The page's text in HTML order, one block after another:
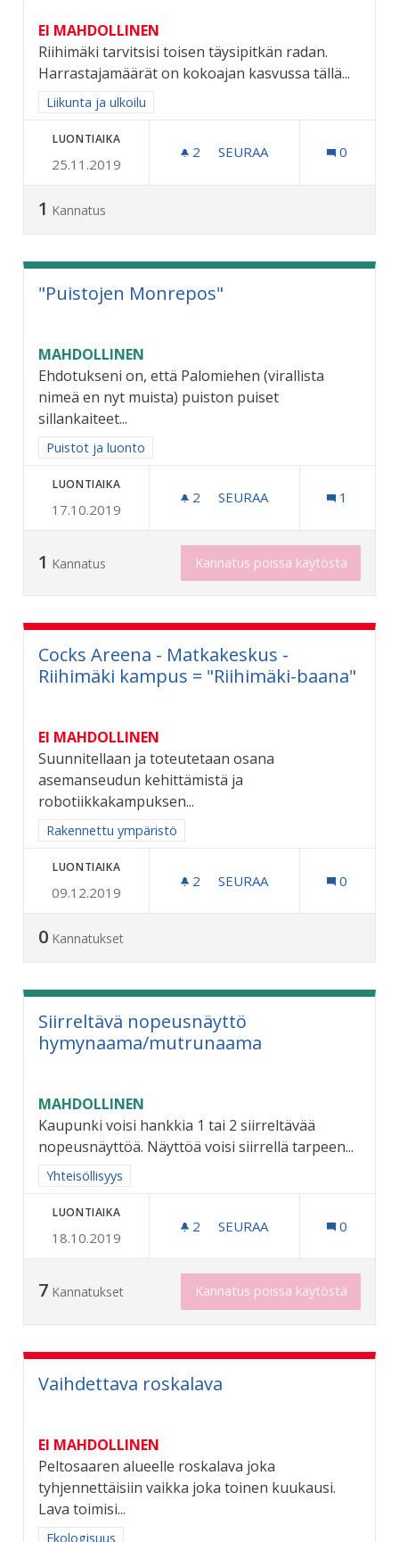
EI MAHDOLLINEN
Riihimäki tarvitsisi toisen täysipitkän radan.
Harrastajamäärät on kokoajan kasvussa tällä...
Rajaa tulokset aihepiirin mukaan: Liikunta ja ulkoilu
Liikunta ja ulkoilu
LUONTIAIKA
25.11.2019
2 2 SEURAAJAA
SEURAA 0
1 Kannatus
"Puistojen Monrepos"
MAHDOLLINEN
Ehdotukseni on, että Palomiehen (virallista
nimeä en nyt muista) puiston puiset
sillankaiteet...
Rajaa tulokset aihepiirin mukaan: Puistot ja luonto
Puistot ja luonto
LUONTIAIKA
17.10.2019
2 2 SEURAAJAA
SEURAA 1
1 Kannatus Kannatus poissa käytöstä
Cocks Areena - Matkakeskus -
Riihimäki kampus = "Riihimäki-baana"
EI MAHDOLLINEN
Suunnitellaan ja toteutetaan osana
asemanseudun kehittämistä ja
robotiikkakampuksen...
Rajaa tulokset aihepiirin mukaan: Rakennettu ympäristö
Rakennettu ympäristö
LUONTIAIKA
09.12.2019
2 2 SEURAAJAA
SEURAA 0
0 Kannatukset
Siirreltävä nopeusnäyttö
hymynaama/mutrunaama
MAHDOLLINEN
Kaupunki voisi hankkia 1 tai 2 siirreltävää
nopeusnäyttöä. Näyttöä voisi siirrellä tarpeen...
Rajaa tulokset aihepiirin mukaan: Yhteisöllisyys
Yhteisöllisyys
LUONTIAIKA
18.10.2019
2 2 SEURAAJAA
SEURAA 0
7 Kannatukset Kannatus poissa käytöstä
Vaihdettava roskalava
EI MAHDOLLINEN
Peltosaaren alueelle roskalava joka
tyhjennettäisiin vaikka joka toinen kuukausi.
Lava toimisi...
Rajaa tulokset aihepiirin mukaan: Ekologisuus
Ekologisuus